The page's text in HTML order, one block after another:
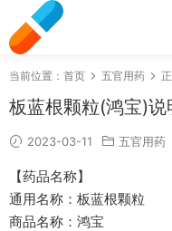
当前位置： 首页 五官用药
板蓝根颗粒(鸿宝)
2023-03-11 五官用药
【药品名称】
通用名称：板蓝根颗粒
商品名称：鸿宝